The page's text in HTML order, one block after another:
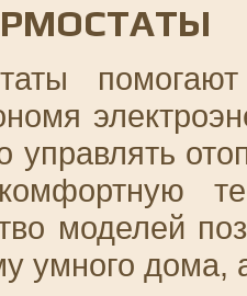
управлять
моделей
умного дома,